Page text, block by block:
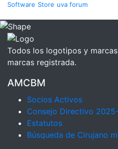
Software Store uva forum
Todos los logotipos y
marcas registrada.
AMCBM
Socios Activos
Consejo Directivo
Estatutos
Búsqueda de Cirujano